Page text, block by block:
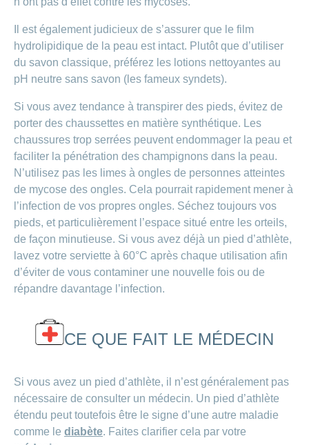
Il est également judicieux de s’assurer que le film
hydrolipidique de la peau est intact. Plutôt que d’utiliser
du savon classique, préférez les lotions nettoyantes au
pH neutre sans savon (les fameux syndets).
Si vous avez tendance à transpirer des pieds, évitez de
porter des chaussettes en matière synthétique. Les
chaussures trop serrées peuvent endommager la peau et
faciliter la pénétration des champignons dans la peau.
N’utilisez pas les limes à ongles de personnes atteintes
de mycose des ongles. Cela pourrait rapidement mener à
l’infection de vos propres ongles. Séchez toujours vos
pieds, et particulièrement l’espace situé entre les orteils,
de façon minutieuse. Si vous avez déjà un pied d’athlète,
lavez votre serviette à 60°C après chaque utilisation afin
d’éviter de vous contaminer une nouvelle fois ou de
répandre davantage l’infection.
CE QUE FAIT LE MÉDECIN
Si vous avez un pied d’athlète, il n’est généralement pas
nécessaire de consulter un médecin. Un pied d’athlète
étendu peut toutefois être le signe d’une autre maladie
comme le diabète. Faites clarifier cela par votre